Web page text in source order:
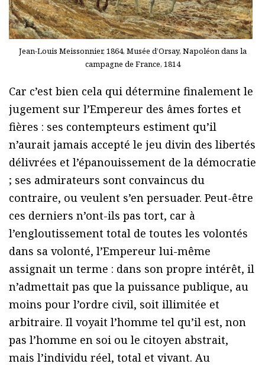
Jean-Louis Meissonnier, 1864, Musée d’Orsay, Napoléon dans la
campagne de France, 1814
Car c’est bien cela qui détermine finalement le
jugement sur l’Empereur des âmes fortes et
fières : ses contempteurs estiment qu’il
n’aurait jamais accepté le jeu divin des libertés
délivrées et l’épanouissement de la démocratie
; ses admirateurs sont convaincus du
contraire, ou veulent s’en persuader. Peut-être
ces derniers n’ont-ils pas tort, car à
l’engloutissement total de toutes les volontés
dans sa volonté, l’Empereur lui-même
assignait un terme : dans son propre intérêt, il
n’admettait pas que la puissance publique, au
moins pour l’ordre civil, soit illimitée et
arbitraire. Il voyait l’homme tel qu’il est, non
pas l’homme en soi ou le citoyen abstrait,
mais l’individu réel, total et vivant. Au